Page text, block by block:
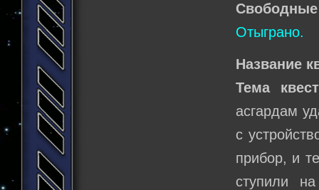
Отыграно.
Название
Тема
асгардам
с
прибор, и
ступили